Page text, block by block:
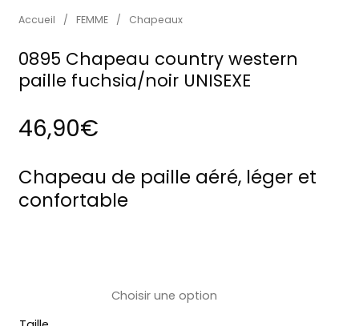
Accueil / FEMME / Chapeaux
0895 Chapeau country western
paille fuchsia/noir UNISEXE
46,90€
Chapeau de paille aéré, léger et
confortable